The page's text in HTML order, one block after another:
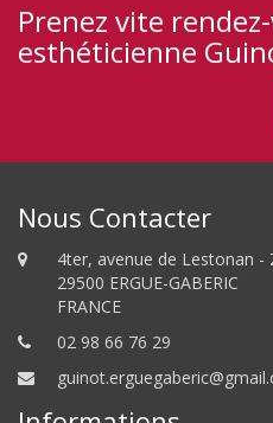
Prenez vite
esthéticienne
Nous Contacter
4ter, avenue de Lestonan -
29500 ERGUE-GABERIC
FRANCE
02 98 66 76 29